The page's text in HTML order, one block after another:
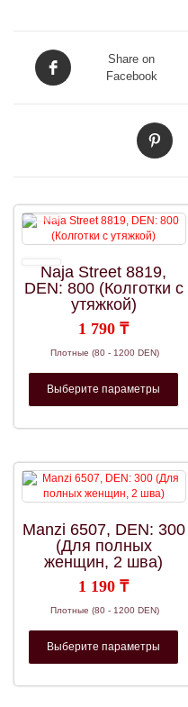
Share on
Facebook
Naja Street 8819,
DEN: 800 (Колготки с
утяжкой)
1 790₸
Плотные (80 - 1200 DEN)
Выберите параметры
Manzi 6507, DEN: 300
(Для полных
женщин, 2 шва)
1 190₸
Плотные (80 - 1200 DEN)
Выберите параметры